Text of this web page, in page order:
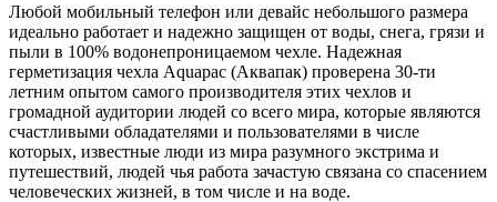
Любой мобильный телефон или девайс небольшого размера
идеально работает и надежно защищен от воды, снега, грязи и
пыли в 100% водонепроницаемом чехле. Надежная
герметизация чехла Aquapac (Аквапак) проверена 30-ти
летним опытом самого производителя этих чехлов и
громадной аудитории людей со всего мира, которые являются
счастливыми обладателями и пользователями в числе
которых, известные люди из мира разумного экстрима и
путешествий, людей чья работа зачастую связана со спасением
человеческих жизней, в том числе и на воде.